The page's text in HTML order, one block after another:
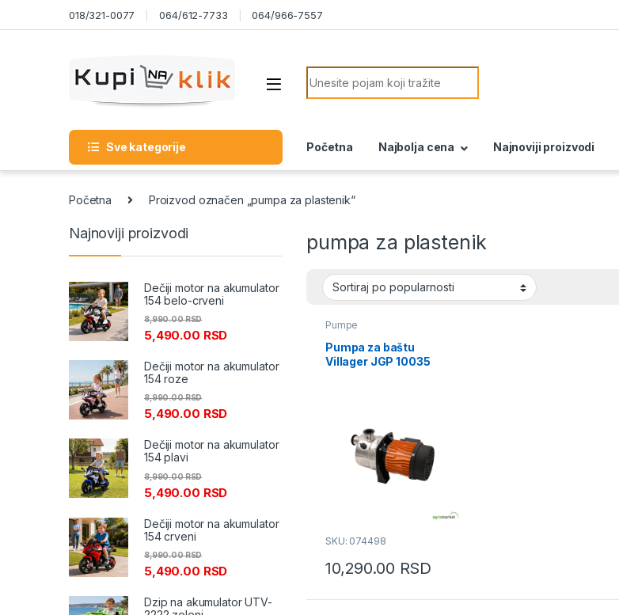
Skip to navigation018/321-0077 064/612-7733 064/966-7557
Search for:
Sve kategorije Početna Najbolja cena Najnoviji proizvodi
Početna Proizvod označen „pumpa za plastenik“
pumpa za plastenik
Pumpe
Pumpa za baštu
Villager JGP 10035
SKU: 074498
10,290.00 RSD
Najnoviji proizvodi
Dečiji motor na akumulator
154 belo-crveni
5,490.00 RSD
8,990.00RSD
Dečiji motor na akumulator
154 roze
5,490.00 RSD
8,990.00RSD
Dečiji motor na akumulator
154 plavi
5,490.00 RSD
8,990.00RSD
Dečiji motor na akumulator
154 crveni
5,490.00 RSD
8,990.00RSD
Dzip na akumulator UTV-